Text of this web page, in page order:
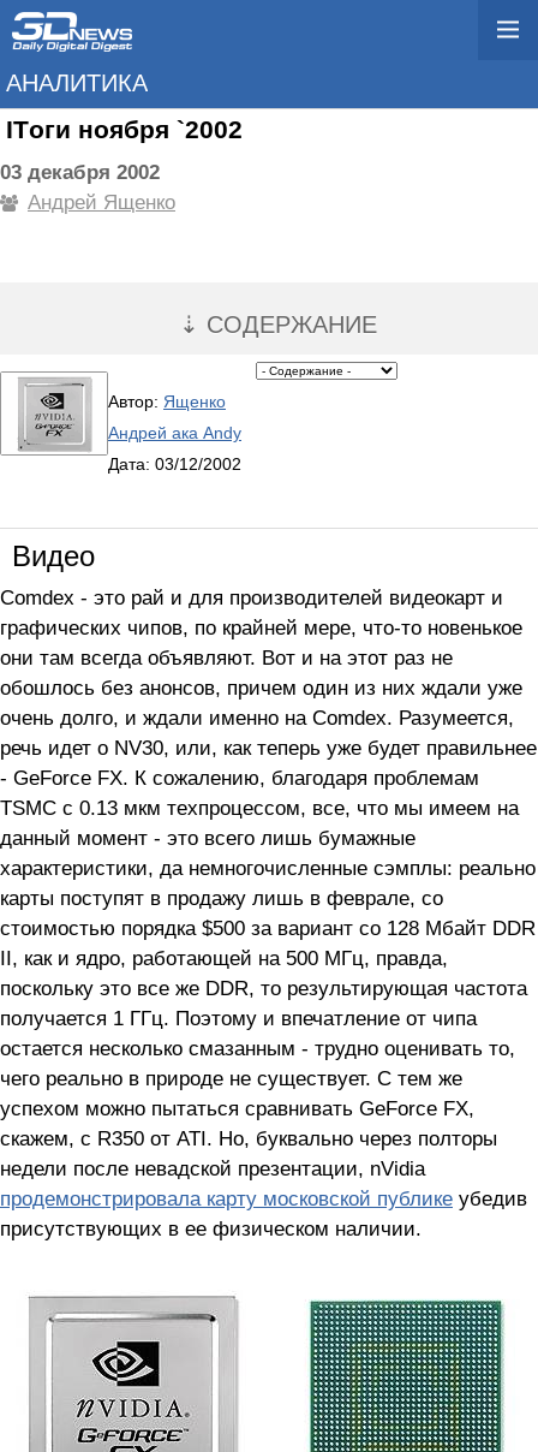
АНАЛИТИКА
ITоги ноября `2002
03 декабря 2002
Андрей Ященко
⇣ СОДЕРЖАНИЕ
Автор: Ященко
Андрей ака Andy
Дата: 03/12/2002
Видео
Comdex - это рай и для производителей видеокарт и
графических чипов, по крайней мере, что-то новенькое
они там всегда объявляют. Вот и на этот раз не
обошлось без анонсов, причем один из них ждали уже
очень долго, и ждали именно на Comdex. Разумеется,
речь идет о NV30, или, как теперь уже будет правильнее
- GeForce FX. К сожалению, благодаря проблемам
TSMC с 0.13 мкм техпроцессом, все, что мы имеем на
данный момент - это всего лишь бумажные
характеристики, да немногочисленные сэмплы: реально
карты поступят в продажу лишь в феврале, со
стоимостью порядка $500 за вариант со 128 Мбайт DDR
II, как и ядро, работающей на 500 МГц, правда,
поскольку это все же DDR, то результирующая частота
получается 1 ГГц. Поэтому и впечатление от чипа
остается несколько смазанным - трудно оценивать то,
чего реально в природе не существует. С тем же
успехом можно пытаться сравнивать GeForce FX,
скажем, с R350 от ATI. Но, буквально через полторы
недели после невадской презентации, nVidia
продемонстрировала карту московской публике убедив
присутствующих в ее физическом наличии.